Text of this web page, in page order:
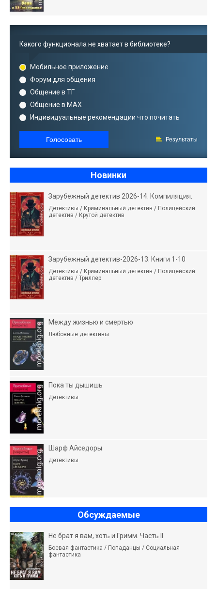
Какого функционала не хватает в библиотеке?
Мобильное приложение
Форум для общения
Общение в ТГ
Общение в MAX
Индивидуальные рекомендации что почитать
Голосовать Результаты
Новинки
Зарубежный детектив 2026-14. Компиляция.
Детективы / Криминальный детектив / Полицейский
детектив / Крутой детектив
Зарубежный детектив-2026-13. Книги 1-10
Детективы / Криминальный детектив / Полицейский
детектив / Триллер
Между жизнью и смертью
Любовные детективы
Пока ты дышишь
Детективы
Шарф Айседоры
Детективы
Обсуждаемые
Не брат я вам, хоть и Гримм. Часть II
Боевая фантастика / Попаданцы / Социальная
фантастика